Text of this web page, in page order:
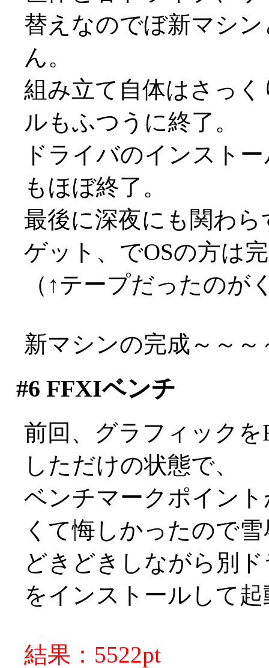
替えなのでぼ新マシ
ん。
組み立て自体はさっ
ルもふつうに終了。
ドライバのインスト
もほぼ終了。
最後に深夜にも関わ
ゲット、でOSの方は
（↑テープだったのが
新マシンの完成～～～
#6 FFXIベンチ
前回、グラフィック
しただけの状態で、
ベンチマークポイン
くて悔しかったので
どきどきしながら別
をインストールして起
結果：5522pt